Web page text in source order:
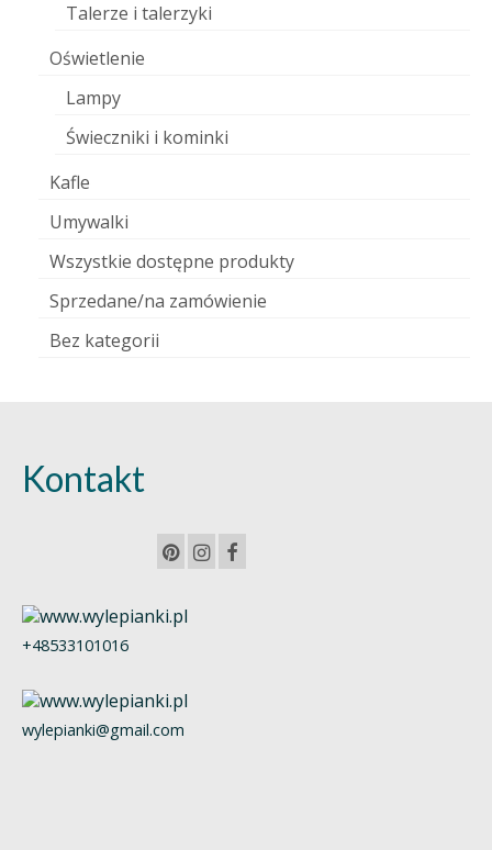
Talerze i talerzyki
Oświetlenie
Lampy
Świeczniki i kominki
Kafle
Umywalki
Wszystkie dostępne produkty
Sprzedane/na zamówienie
Bez kategorii
Kontakt
+48533101016
wylepianki@gmail.com